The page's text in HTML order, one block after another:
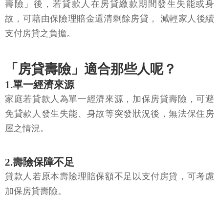
壽險」後，若貸款人在房貸繳款期間發生失能或身
故，可藉由保險理賠金還清剩餘房貸， 減輕家人後續
支付房貸之負擔。
「房貸壽險」適合那些人呢？
1.單一經濟來源
家庭若貸款人為單一經濟來源，加保房貸壽險，可避
免貸款人發生失能、身故等突發狀況後，無法保住房
屋之情況。
2.壽險保障不足
貸款人若原本壽險理賠保額不足以支付房貸，可考慮
加保房貸壽險。